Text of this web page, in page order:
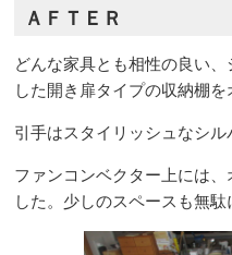
ＡＦＴＥＲ
どんな家具とも相性の良い
した開き扉タイプの収納棚を
引手はスタイリッシュなシル
ファンコンベクター上には
した。少しのスペースも無駄